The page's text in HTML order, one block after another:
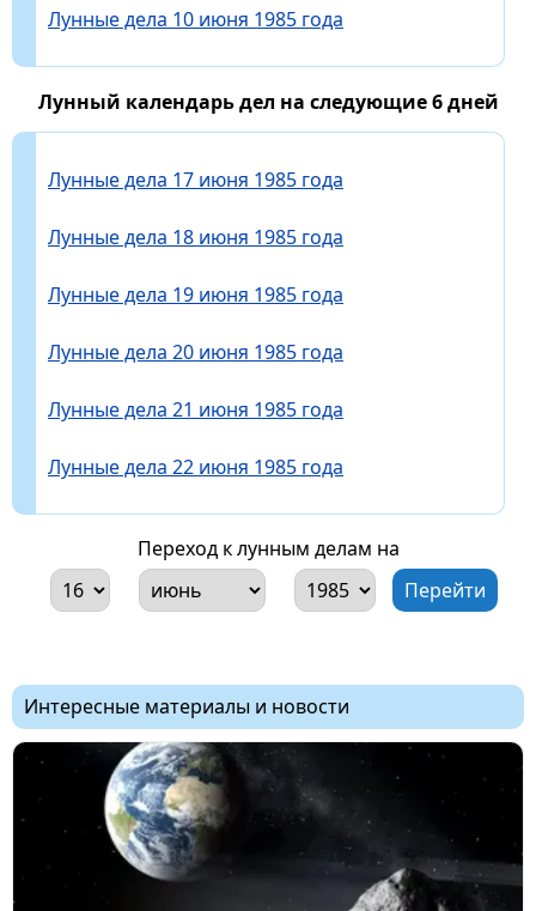
Лунные дела 10 июня 1985 года
Лунный календарь дел на следующие 6 дней
Лунные дела 17 июня 1985 года
Лунные дела 18 июня 1985 года
Лунные дела 19 июня 1985 года
Лунные дела 20 июня 1985 года
Лунные дела 21 июня 1985 года
Лунные дела 22 июня 1985 года
Переход к лунным делам на
Интересные материалы и новости